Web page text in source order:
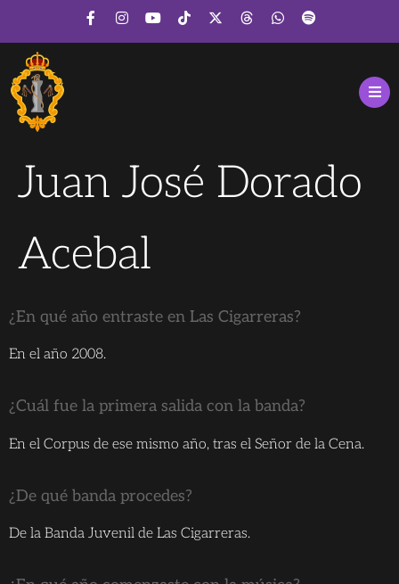
Juan José Dorado
Acebal
¿En qué año entraste en Las Cigarreras?
En el año 2008.
¿Cuál fue la primera salida con la banda?
En el Corpus de ese mismo año, tras el Señor de la Cena.
¿De qué banda procedes?
De la Banda Juvenil de Las Cigarreras.